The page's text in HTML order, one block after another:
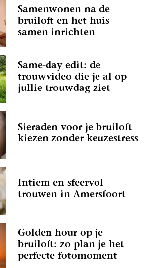
Samenwonen na de
bruiloft en het huis
samen inrichten
Same-day edit: de
trouwvideo die je al op
jullie trouwdag ziet
Sieraden voor je bruiloft
kiezen zonder keuzestress
Intiem en sfeervol
trouwen in Amersfoort
Golden hour op je
bruiloft: zo plan je het
perfecte fotomoment